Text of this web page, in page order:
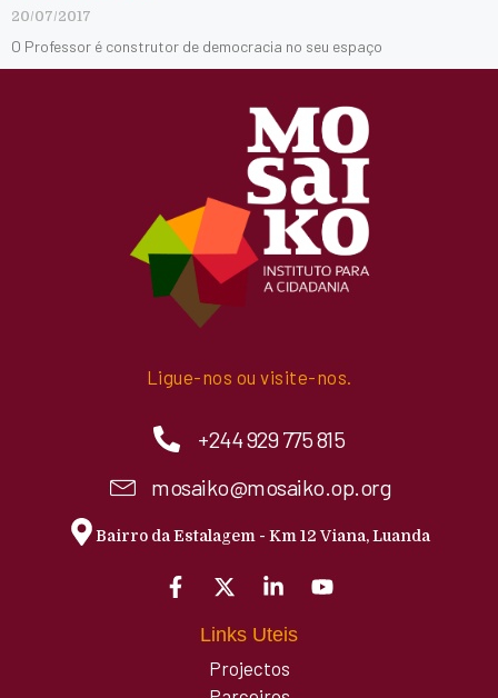
20/07/2017
O Professor é construtor de democracia no seu espaço
Ligue-nos ou visite-nos.
+244 929 775 815
mosaiko@mosaiko.op.org
Bairro da Estalagem - Km 12 Viana, Luanda
Links Uteis
Projectos